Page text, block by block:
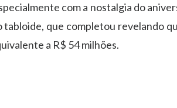
com a nostalgia do
que completou revelando
a R$ 54 milhões.